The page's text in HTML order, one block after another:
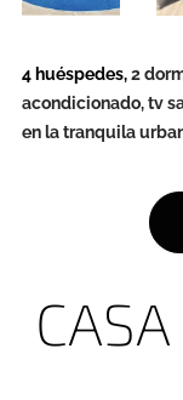
4 huéspedes,2
acondicionado, tv
en la tranquila